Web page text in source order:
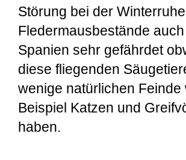
Störung bei der
Fledermausbestände
Spanien sehr gefährdet
diese fliegenden
wenige natürlichen Feinde
Beispiel Katzen und
haben.